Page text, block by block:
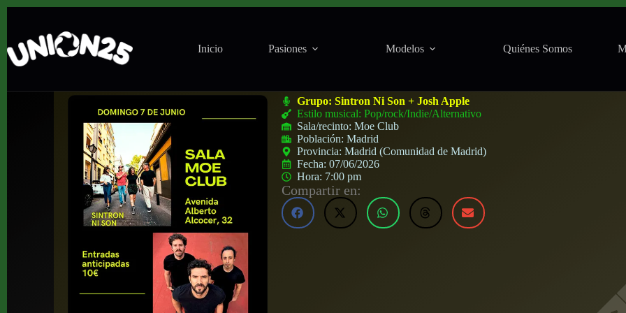
Inicio Pasiones Modelos Quiénes Somos
Grupo:Sintron Ni Son + Josh Apple
Estilo musical: Pop/rock/Indie/Alternativo
Sala/recinto:Moe Club
Población:Madrid
Provincia:Madrid (Comunidad de Madrid)
Fecha:07/06/2026
Hora: 7:00 pm
Compartir en: